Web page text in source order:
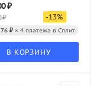
₽
₽ -13%
₽× 4 платежа в Сплит
В КОРЗИНУ